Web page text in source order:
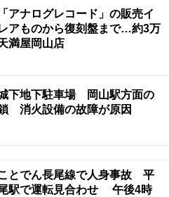
アナログレコード」の販売イ
アものから復刻盤まで…約3万
満屋岡山店
下地下駐車場 岡山駅方面の
消火設備の故障が原因
ことでん長尾線で人身事故 平
駅で運転見合わせ 午後4時